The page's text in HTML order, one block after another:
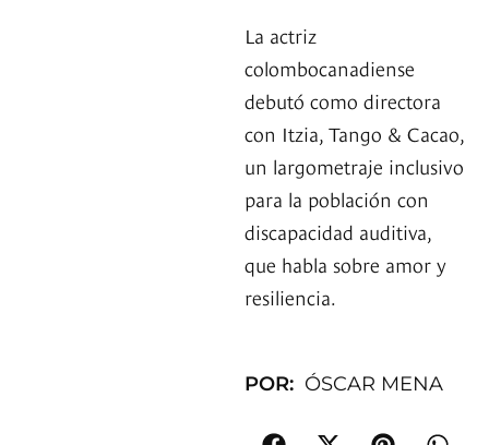
La actriz
colombocanadiense
debutó como directora
con Itzia, Tango & Cacao,
un largometraje inclusivo
para la población con
discapacidad auditiva,
que habla sobre amor y
resiliencia.
POR: ÓSCAR MENA